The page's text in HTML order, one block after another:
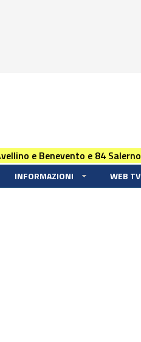
e Benevento e 84 Salerno
INFORMAZIONI WEB TV